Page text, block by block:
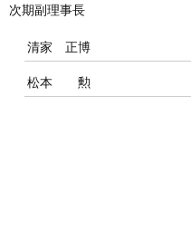
次期副理事長
清家 正博
松本 勲